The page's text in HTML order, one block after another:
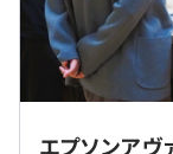
◎各事業所には
想定年収 は年
エプソンア